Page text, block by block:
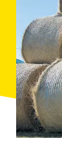
de
en seis
portal de
Se puede
de